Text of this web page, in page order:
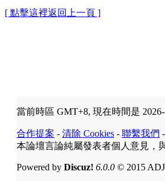
[ 點擊這裡返回上一頁 ]
當前時區 GMT+8, 現在時間是 2026-
合作提案 - 清除 Cookies - 聯繫我們 -
本論壇言論純屬發表者個人意見，
Powered by Discuz! 6.0.0 © 2015